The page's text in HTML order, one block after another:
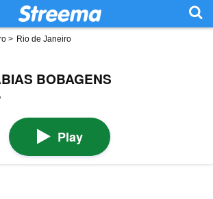
> Rio de Janeiro
BOBAGENS
Play